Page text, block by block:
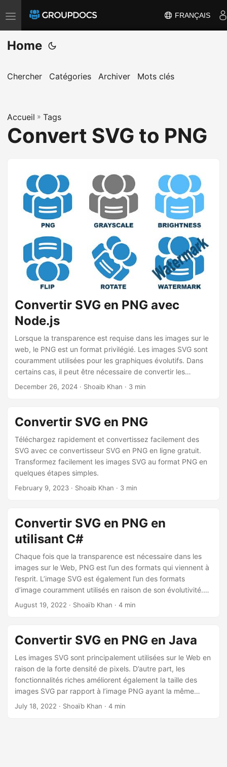
T
o
g
l
a
v
i
FRANÇAIS
Home
Chercher Catégories Archiver Mots clés
Accueil » Tags
Convert SVG to PNG
Convertir SVG en PNG avec
Node.js
Lorsque la transparence est requise dans les images sur le
web, le PNG est un format privilégié. Les images SVG sont
couramment utilisées pour les graphiques évolutifs. Dans
certains cas, il peut être nécessaire de convertir les
graphiques vectoriels SVG en d’autres formats comme le
l’aide de Node.js.
December 26, 2024 · Shoaib Khan · 3 min
Convertir SVG en PNG
Téléchargez rapidement et convertissez facilement des
SVG avec ce convertisseur SVG en PNG en ligne gratuit.
Transformez facilement les images SVG au format PNG en
quelques étapes simples.
February 9, 2023 · Shoaib Khan · 3 min
Convertir SVG en PNG en
utilisant C#
Chaque fois que la transparence est nécessaire dans les
images sur le Web, PNG est l’un des formats qui viennent à
l’esprit. L’image SVG est également l’un des formats
d’image couramment utilisés en raison de son évolutivité.
Pour afficher de petites images statiques, des logos et des
compatibilité ou pour toute autre raison, il est souvent
nécessaire de convertir des graphiques vectoriels SVG
dans d’autres formats. Dans cet article, nous verrons
comment convertir des graphiques vectoriels SVG en
images PNG à l’aide de C#.
August 19, 2022 · Shoaïb Khan · 4 min
Convertir SVG en PNG en Java
Les images SVG sont principalement utilisées sur le Web en
raison de la forte densité de pixels. D’autre part, les
fonctionnalités riches améliorent également la taille des
images SVG par rapport à l’image PNG ayant la même
dimension. De telles différences permettent aux
July 18, 2022 · Shoaïb Khan · 4 min